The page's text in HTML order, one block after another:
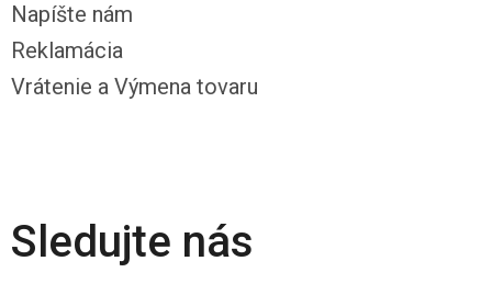
Napíšte nám
Reklamácia
Vrátenie a Výmena tovaru
Sledujte nás